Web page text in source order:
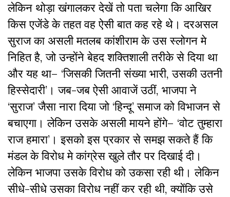
लेकिन थोड़ा खंगालकर देखें तो पता चलेगा कि आखिर
किस एजेंडे के तहत वह ऐसी बात कह रहे थे। दरअसल
सुराज का असली मतलब कांशीराम के उस स्लोगन मे
निहित है, जो उन्होंने बेहद शक्तिशाली तरीके से दिया था
और यह था– ‘जिसकी जितनी संख्या भारी, उसकी उतनी
हिस्सेदारी’। जब-जब ऐसी आवाजें उठीं, भाजपा ने
‘सुराज’ जैसा नारा दिया जो ‘हिन्दू’ समाज को विभाजन से
बचाएगा। लेकिन उसके असली मायने होंगे– ‘वोट तुम्हारा
राज हमारा’। इसको इस प्रकार से समझ सकते हैं कि
मंडल के विरोध मे कांग्रेस खुले तौर पर दिखाई दी।
लेकिन भाजपा उसके विरोध को उकसा रही थी। लेकिन
सीधे-सीधे उसका विरोध नहीं कर रही थी, क्योंकि उसे